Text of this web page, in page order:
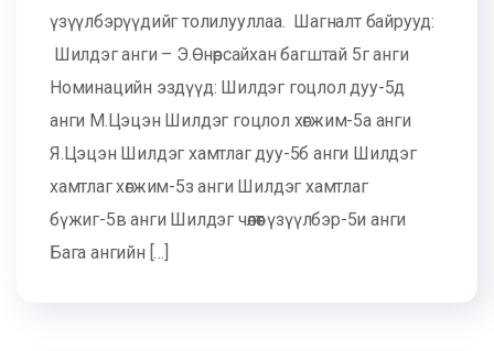
үзүүлбэрүүдийг толилууллаа. Шагналт байрууд:
Шилдэг анги – Э.Өнөрсайхан багштай 5г анги
Номинацийн эздүүд: Шилдэг гоцлол дуу-5д
анги М.Цэцэн Шилдэг гоцлол хөгжим-5а анги
Я.Цэцэн Шилдэг хамтлаг дуу-5б анги Шилдэг
хамтлаг хөгжим-5з анги Шилдэг хамтлаг
бүжиг-5в анги Шилдэг чөлөөт үзүүлбэр-5и анги
Бага ангийн […]